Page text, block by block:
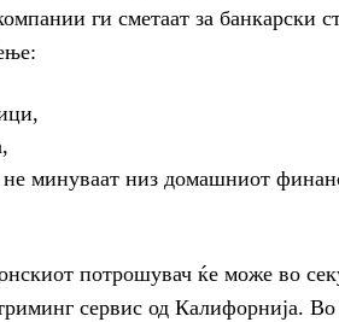
ги сметаат за банкарски
минуваат низ домашниот
потрошувач ќе може во
сервис од Калифорнија.